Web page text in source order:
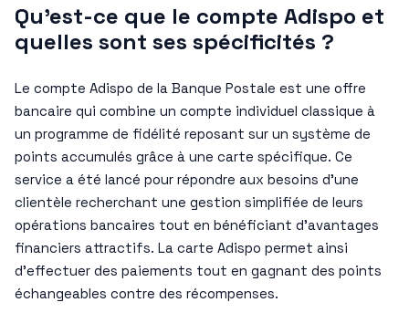
Qu’est-ce que le compte Adispo et
quelles sont ses spécificités ?
Le compte Adispo de la Banque Postale est une offre
bancaire qui combine un compte individuel classique à
un programme de fidélité reposant sur un système de
points accumulés grâce à une carte spécifique. Ce
service a été lancé pour répondre aux besoins d’une
clientèle recherchant une gestion simplifiée de leurs
opérations bancaires tout en bénéficiant d’avantages
financiers attractifs. La carte Adispo permet ainsi
d’effectuer des paiements tout en gagnant des points
échangeables contre des récompenses.